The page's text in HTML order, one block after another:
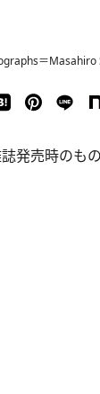
＝Masahiro
発売時のも